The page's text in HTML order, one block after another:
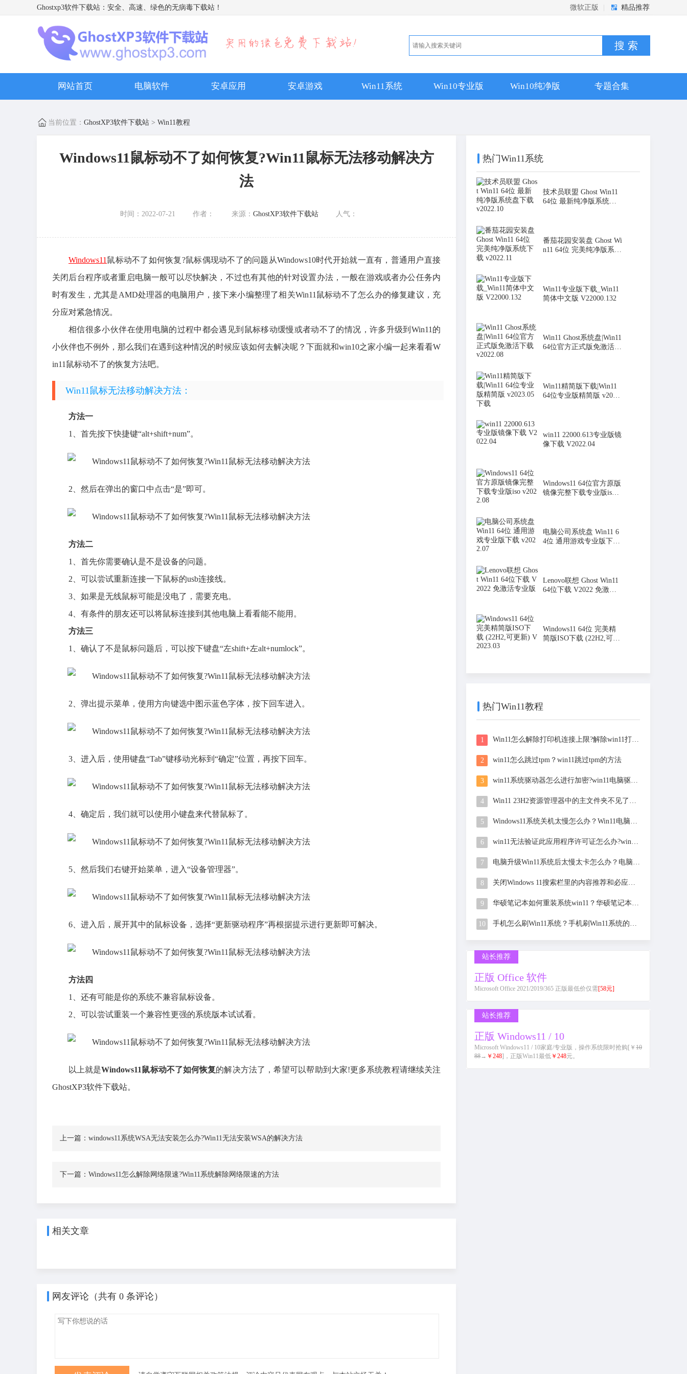
Ghostxp3软件下载站 ：安全、高速、绿色的无病毒下载站！ 微软正版 精品推荐
搜 索
网站首页 电脑软件 安卓应用 安卓游戏 Win11系统 Win10专业版 Win10纯净版 专题合集
当前位置： GhostXP3软件下载站 > Win11教程
Windows11鼠标动不了如何恢复?Win11鼠标无法移动解决方
法
时间：2022-07-21 作者： 来源： GhostXP3软件下载站 人气：
Windows11 鼠标动不了如何恢复?鼠标偶现动不了的问题从Windows10时代开始就一直有，普通用户直接
关闭后台程序或者重启电脑一般可以尽快解决，不过也有其他的针对设置办法，一般在游戏或者办公任务内
时有发生，尤其是AMD处理器的电脑用户，接下来小编整理了相关Win11鼠标动不了怎么办的修复建议，充
分应对紧急情况。
相信很多小伙伴在使用电脑的过程中都会遇见到鼠标移动缓慢或者动不了的情况，许多升级到Win11的
小伙伴也不例外，那么我们在遇到这种情况的时候应该如何去解决呢？下面就和win10之家小编一起来看看W
in11鼠标动不了的恢复方法吧。
Win11鼠标无法移动解决方法：
方法一
1、首先按下快捷键“alt+shift+num”。
2、然后在弹出的窗口中点击“是”即可。
方法二
1、首先你需要确认是不是设备的问题。
2、可以尝试重新连接一下鼠标的usb连接线。
3、如果是无线鼠标可能是没电了，需要充电。
4、有条件的朋友还可以将鼠标连接到其他电脑上看看能不能用。
方法三
1、确认了不是鼠标问题后，可以按下键盘“左shift+左alt+numlock”。
2、弹出提示菜单，使用方向键选中图示蓝色字体，按下回车进入。
3、进入后，使用键盘“Tab”键移动光标到“确定”位置，再按下回车。
4、确定后，我们就可以使用小键盘来代替鼠标了。
5、然后我们右键开始菜单，进入“设备管理器”。
6、进入后，展开其中的鼠标设备，选择“更新驱动程序”再根据提示进行更新即可解决。
方法四
1、还有可能是你的系统不兼容鼠标设备。
2、可以尝试重装一个兼容性更强的系统版本试试看。
以上就是Windows11鼠标动不了如何恢复的解决方法了，希望可以帮助到大家!更多系统教程请继续关注
GhostXP3软件下载站。
上一篇： windows11系统WSA无法安装怎么办?Win11无法安装WSA的解决方法
下一篇： Windows11怎么解除网络限速?Win11系统解除网络限速的方法
相关文章
网友评论（共有 0 条评论）
热门Win11系统
技术员联盟 Ghost Win11
64位 最新纯净版系统盘
番茄花园安装盘 Ghost Wi
n11 64位 完美纯净版系统
Win11专业版下载_Win11
简体中文版 V22000.132
Win11 Ghost系统盘|Win11
64位官方正式版免激活下
Win11精简版下载|Win11
64位专业版精简版 v2023.
win11 22000.613专业版镜
像下载 V2022.04
Windows11 64位官方原版
镜像完整下载专业版iso v
电脑公司系统盘 Win11 6
4位 通用游戏专业版下载
Lenovo联想 Ghost Win11
64位下载 V2022 免激活
Windows11 64位 完美精
简版ISO下载 (22H2,可更
热门Win11教程
1 Win11怎么解除打印机连接上限?解除win11打印机最大连接限制方法
2 win11怎么跳过tpm？win11跳过tpm的方法
3 win11系统驱动器怎么进行加密?win11电脑驱动器加密教程
4 Win11 23H2资源管理器中的主文件夹不见了怎么恢复?Win11 23H2资源管理器中的主文件夹恢复方法
5 Windows11系统关机太慢怎么办？Win11电脑关机速度慢的解决方法
6 win11无法验证此应用程序许可证怎么办?win11无法验证应用许可的解决方法
7 电脑升级Win11系统后太慢太卡怎么办？电脑升级Win11后不流畅卡顿的解决方法
8 关闭Windows 11搜索栏里的内容推荐和必应热门搜索
9 华硕笔记本如何重装系统win11？华硕笔记本重装系统win11教程
10 手机怎么刷Win11系统？手机刷Win11系统的教程
站长推荐
正版 Office 软件
Microsoft Office 2021/2019/365 正版最低价仅需[58元]
站长推荐
正版 Windows11 / 10
Microsoft Windows11 / 10家庭/专业版，操作系统限时抢购[￥ 10
88→ ￥248]，正版Win11最低 ￥248元。